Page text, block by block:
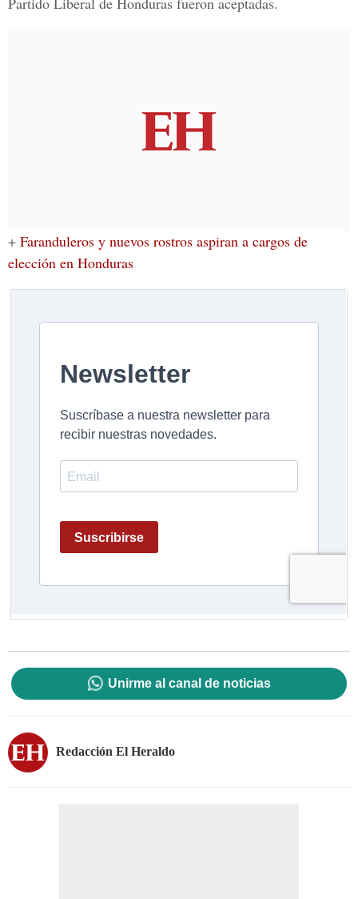
+ Faranduleros y nuevos rostros aspiran a cargos de
elección en Honduras
Unirme al canal de noticias
Redacción El Heraldo